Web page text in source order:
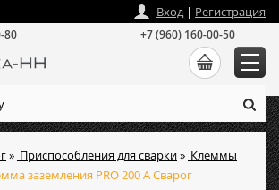
» Приспособления для сварки» Клеммы
заземления PRO 200 А Сварог
Вход| Регистрация
80 +7 (960) 160-00-50